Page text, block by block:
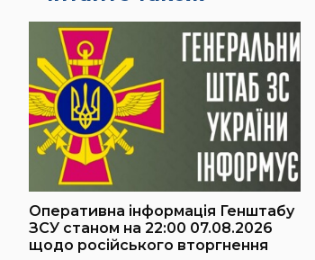
Оперативна інформація Генштабу
ЗСУ станом на 22:00 07.08.2026
щодо російського вторгнення